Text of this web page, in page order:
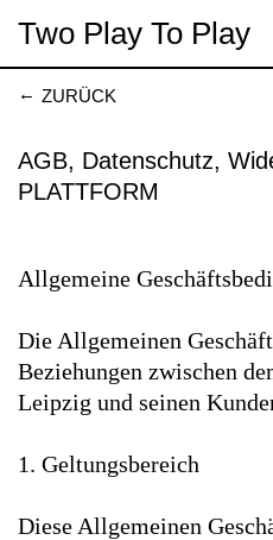
Two Play To Play
ZURÜCK
AGB, Datenschutz,
PLATTFORM
Allgemeine
Die Allgemeinen
Beziehungen zwischen
Leipzig und seinen
1. Geltungsbereich
Diese Allgemeinen